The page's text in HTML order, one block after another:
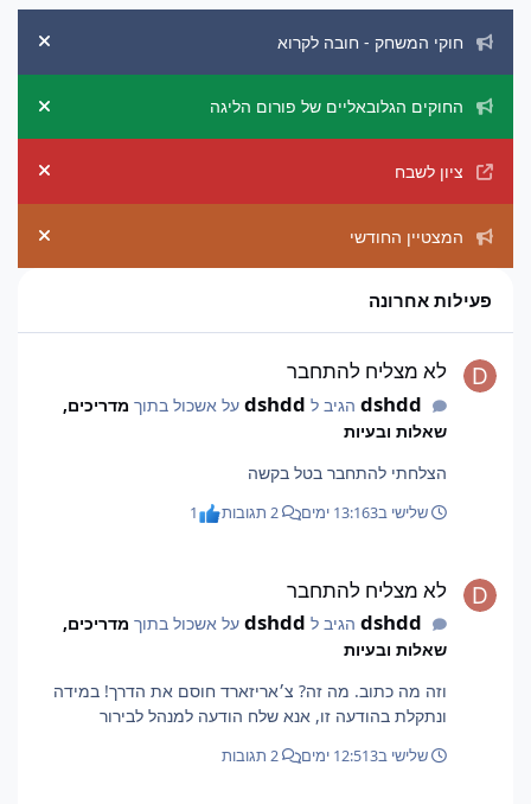
חוקי המשחק - חובה לקרוא
החוקים הגלובאליים של פורום הליגה
ציון לשבח
המצטיין החודשי
פעילות אחרונה
לא מצליח להתחבר
dshddהגיב ל dshddעל אשכול בתוך מדריכים,
שאלות ובעיות
הצלחתי להתחבר בטל בקשה
שלישי ב13:163 ימים 1
לא מצליח להתחבר
dshddהגיב ל dshddעל אשכול בתוך מדריכים,
שאלות ובעיות
וזה מה כתוב. מה זה? צ׳אריזארד חוסם את הדרך! במידה
ונתקלת בהודעה זו, אנא שלח הודעה למנהל לבירור
שלישי ב12:513 ימים